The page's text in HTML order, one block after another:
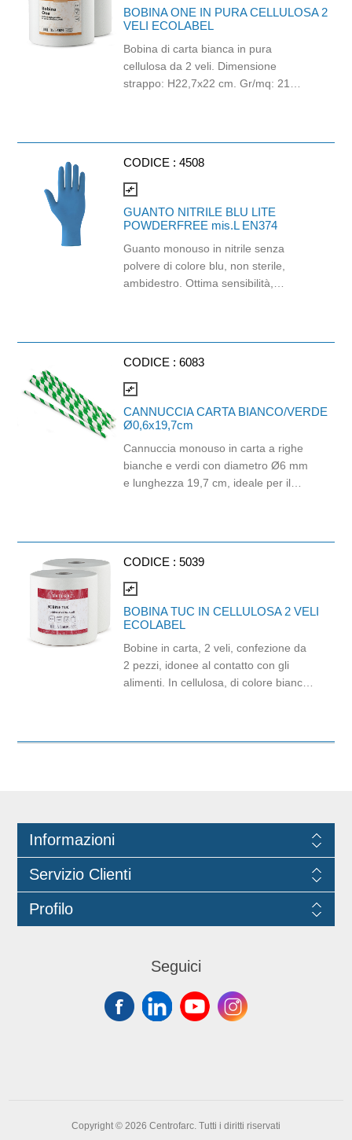
BOBINA ONE IN PURA CELLULOSA 2
VELI ECOLABEL
Bobina di carta bianca in pura
cellulosa da 2 veli. Dimensione
strappo: H22,7x22 cm. Gr/mq: 21
CODICE : 4508
compare_arrows
GUANTO NITRILE BLU LITE
POWDERFREE mis.L EN374
Guanto monouso in nitrile senza
polvere di colore blu, non sterile,
ambidestro. Ottima sensibilità,
(EU) 2016/425) Adatti al contatto con
gli alimenti in accordo col regolamento
(EC) No 1935/2004 e con
regolamento della Commissione
CODICE : 6083
compare_arrows
CANNUCCIA CARTA BIANCO/VERDE
Ø0,6x19,7cm
Cannuccia monouso in carta a righe
bianche e verdi con diametro Ø6 mm
e lunghezza 19,7 cm, ideale per il
industrialmente compostabile,
rappresenta una soluzione pratica e
sostenibile per bar, ristoranti, hotel,
catering, eventi e attività di
righe bianche e verdi dona un tocco
vivace e raffinato, perfetto per il
servizio beverage. Idonea al contatto
CODICE : 5039
compare_arrows
BOBINA TUC IN CELLULOSA 2 VELI
ECOLABEL
Bobine in carta, 2 veli, confezione da
2 pezzi, idonee al contatto con gli
alimenti. In cellulosa, di colore bianco
Informazioni
Servizio Clienti
Profilo
Seguici
Copyright © 2026 Centrofarc. Tutti i diritti riservati